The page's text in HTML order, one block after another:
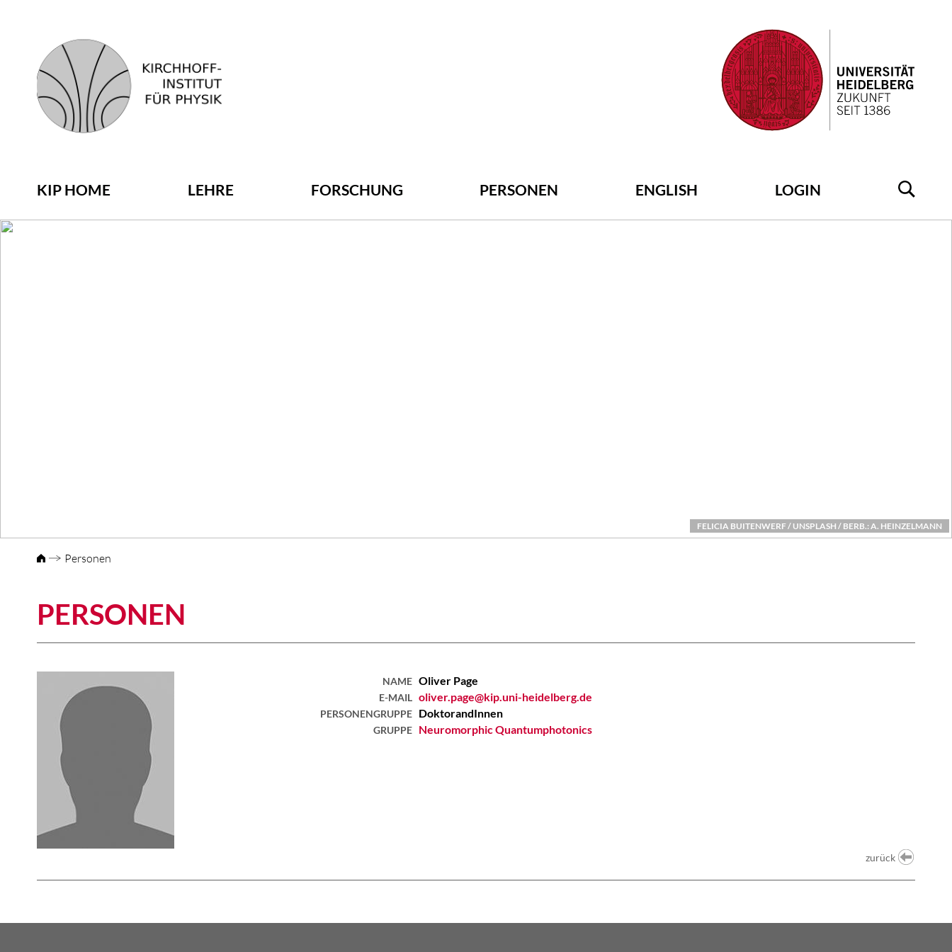
KIP HOME LEHRE FORSCHUNG PERSONEN ENGLISH LOGIN
FELICIA BUITENWERF / UNSPLASH / BERB.: A. HEINZELMANN
Personen
PERSONEN
NAME Oliver Page
E-MAIL oliver.page@kip.uni-heidelberg.de
PERSONENGRUPPE DoktorandInnen
GRUPPE Neuromorphic Quantumphotonics
zurück